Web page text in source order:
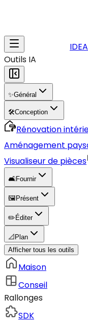
Outils IA
✨Général
🛠️Conception
Rénovation
Aménagement
Visualiseur de pièces
🛋️Fournir
🖼️ Présent
✏️ Éditer
📐 Plan
Afficher tous les outils
Maison
Conseil
Rallonges
SDK